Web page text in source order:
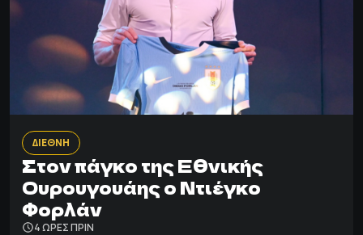
ΔΙΕΘΝΗ
Στον πάγκο της Εθνικής
Ουρουγουάης ο Ντιέγκο
Φορλάν
4 ΩΡΕΣ ΠΡΙΝ